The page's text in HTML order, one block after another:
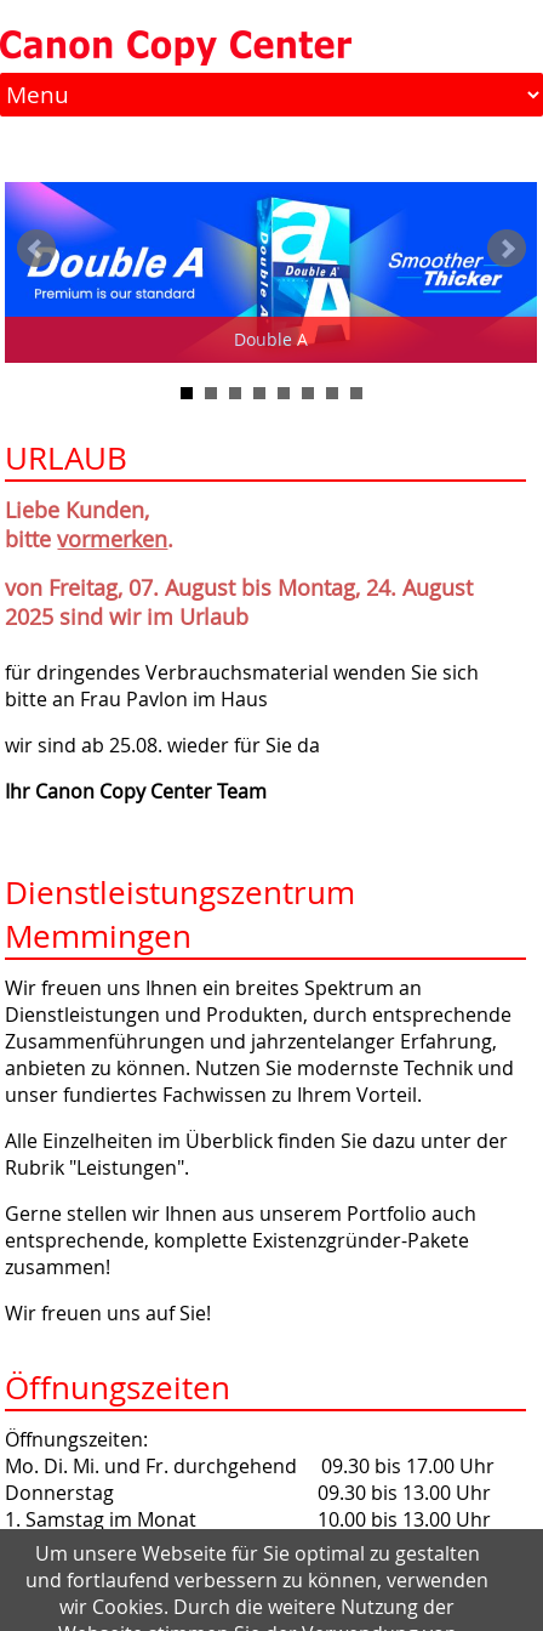
Double A
URLAUB
Liebe Kunden,
bittevormerken.
von Freitag, 07. August bis Montag, 24. August
2025 sind wir im Urlaub
für dringendes Verbrauchsmaterial wenden Sie sich
bitte an Frau Pavlon im Haus
wir sind ab 25.08. wieder für Sie da
Ihr Canon Copy Center Team
Dienstleistungszentrum
Memmingen
Wir freuen uns Ihnen ein breites Spektrum an
Dienstleistungen und Produkten, durch entsprechende
Zusammenführungen und jahrzentelanger Erfahrung,
anbieten zu können. Nutzen Sie modernste Technik und
unser fundiertes Fachwissen zu Ihrem Vorteil.
Alle Einzelheiten im Überblick finden Sie dazu unter der
Rubrik "Leistungen".
Gerne stellen wir Ihnen aus unserem Portfolio auch
entsprechende, komplette Existenzgründer-Pakete
zusammen!
Wir freuen uns auf Sie!
Öffnungszeiten
Öffnungszeiten:
Mo. Di. Mi. und Fr. durchgehend 09.30 bis 17.00 Uhr
Donnerstag 09.30 bis 13.00 Uhr
1. Samstag im Monat 10.00 bis 13.00 Uhr
Termine außerhalb der Öffnungszeiten gerne nach
Vereinbarung
Um unsere Webseite für Sie optimal zu gestalten
und fortlaufend verbessern zu können, verwenden
wir Cookies. Durch die weitere Nutzung der